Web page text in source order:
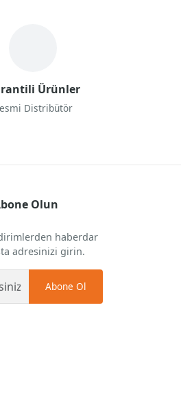
Ürünler
Distribütör
Olun
haberdar
adresinizi girin.
Abone Ol